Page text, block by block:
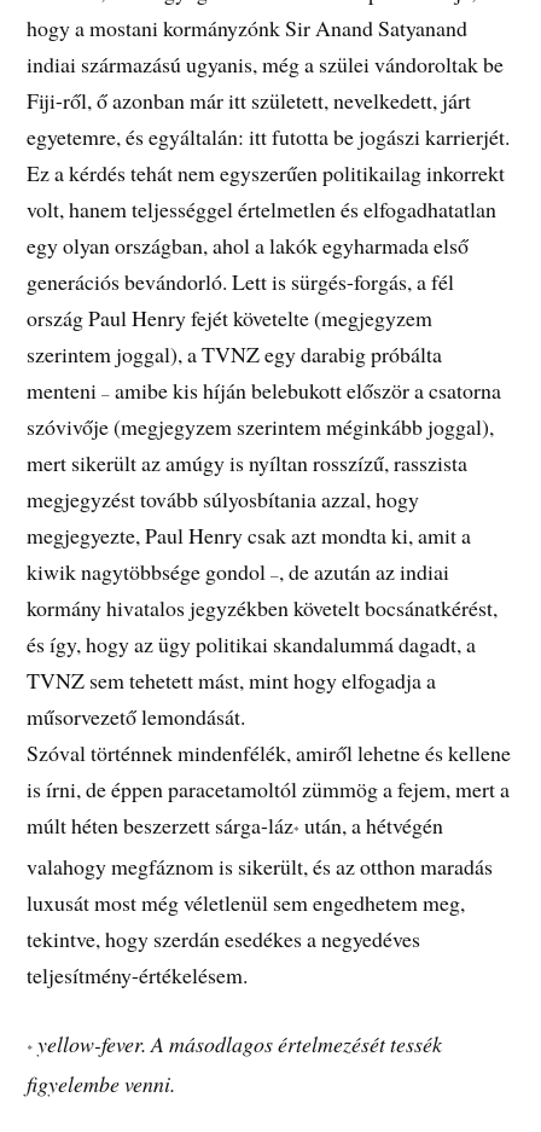
hogy a mostani kormányzónk Sir Anand Satyanand
indiai származású ugyanis, még a szülei vándoroltak be
Fiji-ről, ő azonban már itt született, nevelkedett, járt
egyetemre, és egyáltalán: itt futotta be jogászi karrierjét.
Ez a kérdés tehát nem egyszerűen politikailag inkorrekt
volt, hanem teljességgel értelmetlen és elfogadhatatlan
egy olyan országban, ahol a lakók egyharmada első
generációs bevándorló. Lett is sürgés-forgás, a fél
ország Paul Henry fejét követelte (megjegyzem
szerintem joggal), a TVNZ egy darabig próbálta
menteni– amibe kis híján belebukott először a csatorna
szóvivője (megjegyzem szerintem méginkább joggal),
mert sikerült az amúgy is nyíltan rosszízű, rasszista
megjegyzést tovább súlyosbítania azzal, hogy
megjegyezte, Paul Henry csak azt mondta ki, amit a
kiwik nagytöbbsége gondol–, de azután az indiai
kormány hivatalos jegyzékben követelt bocsánatkérést,
és így, hogy az ügy politikai skandalummá dagadt, a
TVNZ sem tehetett mást, mint hogy elfogadja a
műsorvezető lemondását.
Szóval történnek mindenfélék, amiről lehetne és kellene
is írni, de éppen paracetamoltól zümmög a fejem, mert a
múlt héten beszerzett sárga-láz* után, a hétvégén
valahogy megfáznom is sikerült, és az otthon maradás
luxusát most még véletlenül sem engedhetem meg,
tekintve, hogy szerdán esedékes a negyedéves
teljesítmény-értékelésem.
* yellow-fever. A másodlagos értelmezését tessék
figyelembe venni.